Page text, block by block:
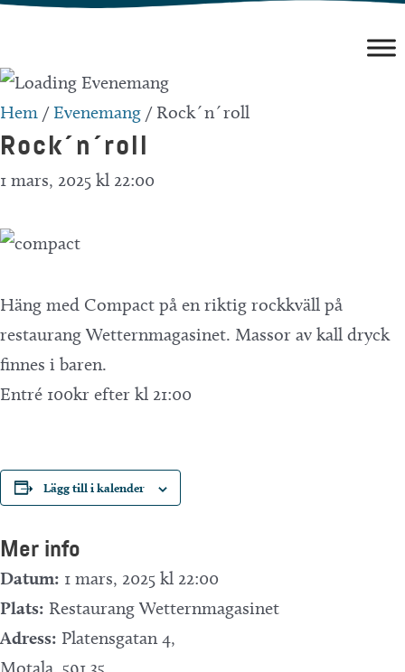
Hoppa
innehåll
Hem /Evenemang / Rock´n´roll
Rock´n´roll
1 mars, 2025 kl 22:00
Häng med Compact på en riktig rockkväll på
restaurang Wetternmagasinet. Massor av kall dryck
finnes i baren.
Entré 100kr efter kl 21:00
Lägg till i kalender
Mer info
Datum: 1 mars, 2025 kl 22:00
Plats: Restaurang Wetternmagasinet
Adress: Platensgatan 4,
Motala, 591 35